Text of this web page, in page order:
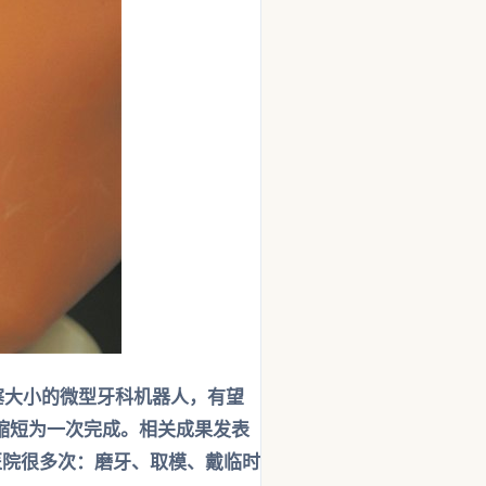
小的微型牙科机器人，有望
为一次完成。相关成果发表
很多次：磨牙、取模、戴临时